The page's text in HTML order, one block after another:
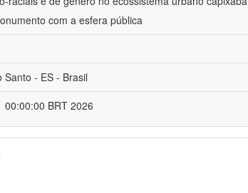
com a esfera pública
- ES - Brasil
00:00:00 BRT 2026